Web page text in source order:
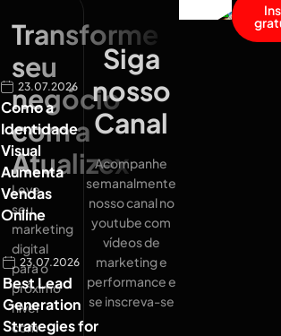
23.07.2026
Como a
Identidade
Visual
Aumenta
Vendas
Online
23.07.2026
Best Lead
Generation
Strategies for
Transforme
seu
negócio
com a
Atualizex
Leve
seu
marketing
digital
para o
próximo
nível
com
Siga
nosso
Canal
Acompanhe
semanalmente
nosso canal no
youtube com
vídeos de
marketing e
performance e
se inscreva-se